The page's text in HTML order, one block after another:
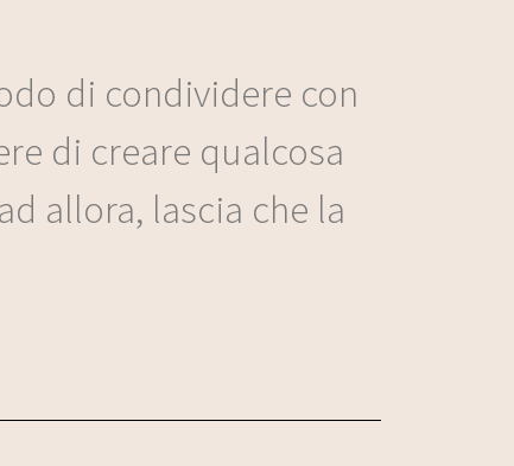
di condividere con
di creare qualcosa
allora, lascia che la